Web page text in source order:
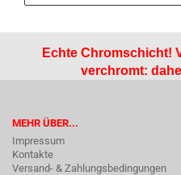
Echte Chromschicht!
verchromt:
MEHR ÜBER...
Impressum
Kontakte
Versand- & Zahlungsbedingungen